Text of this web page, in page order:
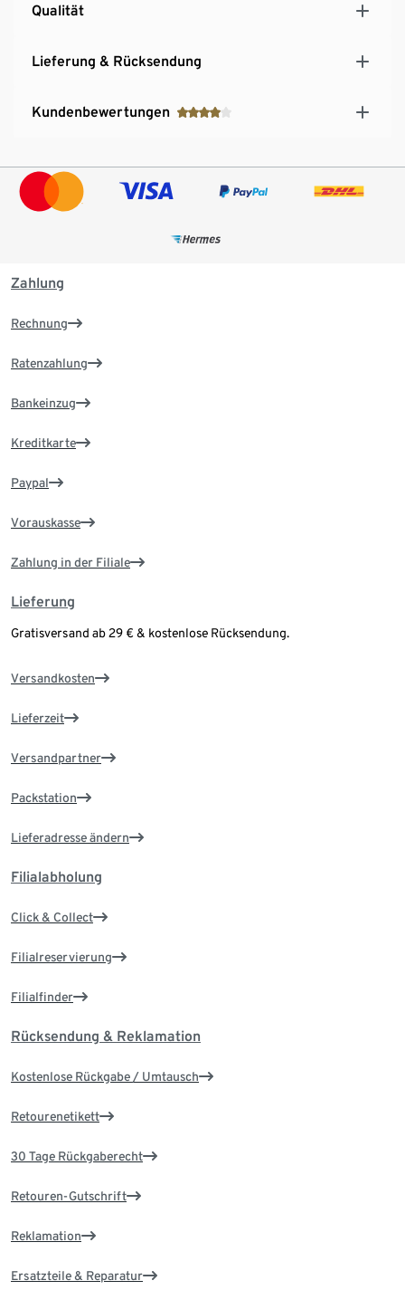
Qualität
Lieferung & Rücksendung
Kundenbewertungen
Zahlung
Rechnung
Ratenzahlung
Bankeinzug
Kreditkarte
Paypal
Vorauskasse
Zahlung in der Filiale
Lieferung
Gratisversand ab 29 € & kostenlose Rücksendung.
Versandkosten
Lieferzeit
Versandpartner
Packstation
Lieferadresse ändern
Filialabholung
Click & Collect
Filialreservierung
Filialfinder
Rücksendung & Reklamation
Kostenlose Rückgabe / Umtausch
Retourenetikett
30 Tage Rückgaberecht
Retouren-Gutschrift
Reklamation
Ersatzteile & Reparatur